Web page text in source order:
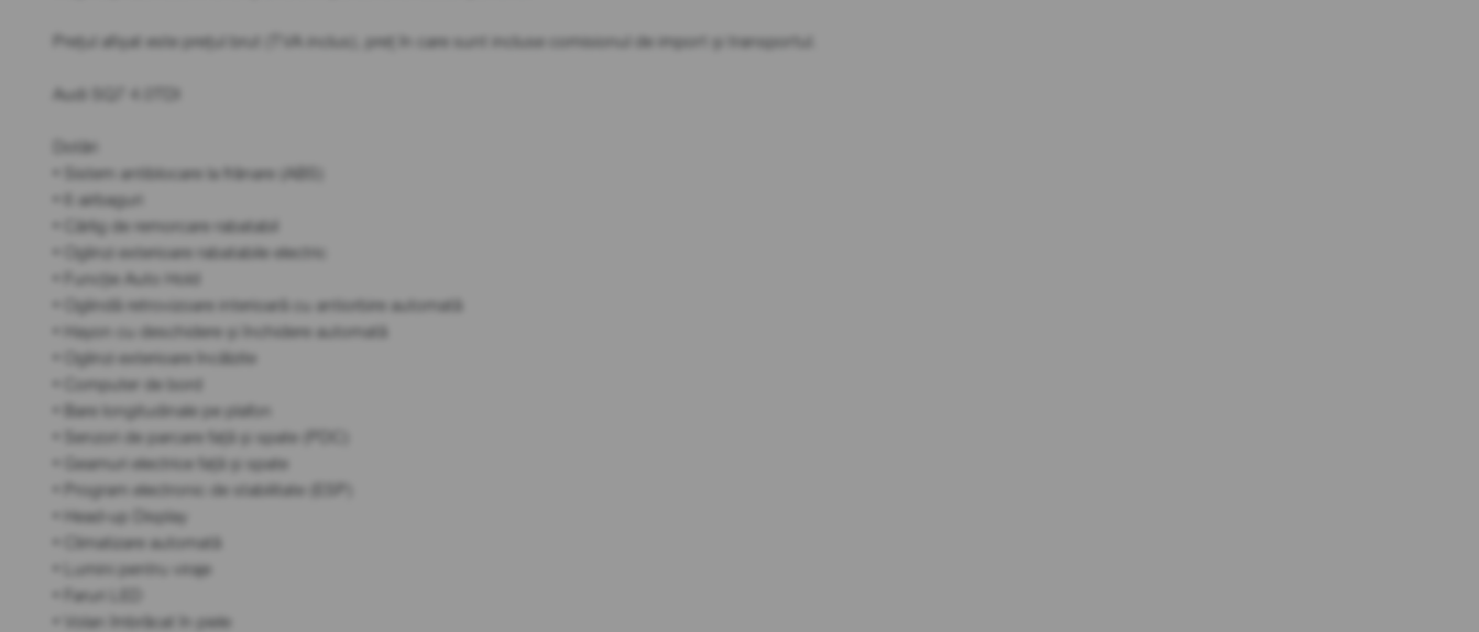
Prețul afișat este prețul brut (TVA inclus), preț în care sunt incluse comisionul de import și transportul.
Audi SQ7 4.0TDI
Dotări
• Sistem antiblocare la frânare (ABS)
• 6 airbaguri
• Cârlig de remorcare rabatabil
• Oglinzi exterioare rabatabile electric
• Funcție Auto Hold
• Oglindă retrovizoare interioară cu antiorbire automată
• Hayon cu deschidere și închidere automată
• Oglinzi exterioare încălzite
• Computer de bord
• Bare longitudinale pe plafon
• Senzori de parcare față și spate (PDC)
• Geamuri electrice față și spate
• Program electronic de stabilitate (ESP)
• Head-up Display
• Climatizare automată
• Lumini pentru viraje
• Faruri LED
• Volan îmbrăcat în piele